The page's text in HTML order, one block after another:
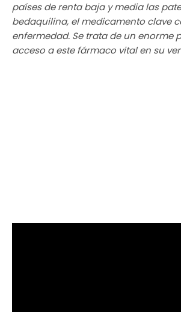
países de renta baja y media las
bedaquilina, el medicamento clave
enfermedad. Se trata de un enorme
acceso a este fármaco vital en su